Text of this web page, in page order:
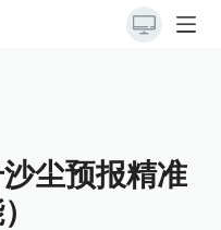
尘预报精准